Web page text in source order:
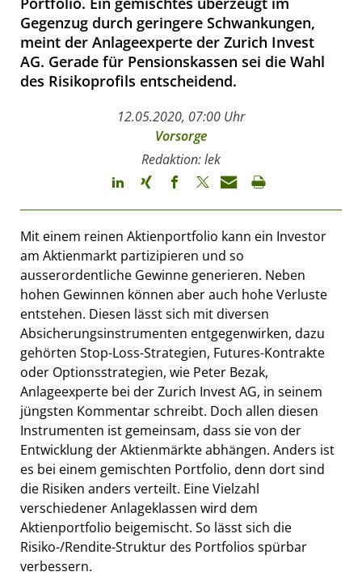
Gegenzug durch geringere Schwankungen,
meint der Anlageexperte der Zurich Invest
AG. Gerade für Pensionskassen sei die Wahl
des Risikoprofils entscheidend.
12.05.2020, 07:00 Uhr
Vorsorge
Redaktion: lek
Mit einem reinen Aktienportfolio kann ein Investor
am Aktienmarkt partizipieren und so
ausserordentliche Gewinne generieren. Neben
hohen Gewinnen können aber auch hohe Verluste
entstehen. Diesen lässt sich mit diversen
Absicherungsinstrumenten entgegenwirken, dazu
gehörten Stop-Loss-Strategien, Futures-Kontrakte
oder Optionsstrategien, wie Peter Bezak,
Anlageexperte bei der Zurich Invest AG, in seinem
jüngsten Kommentar schreibt. Doch allen diesen
Instrumenten ist gemeinsam, dass sie von der
Entwicklung der Aktienmärkte abhängen. Anders ist
es bei einem gemischten Portfolio, denn dort sind
die Risiken anders verteilt. Eine Vielzahl
verschiedener Anlageklassen wird dem
Aktienportfolio beigemischt. So lässt sich die
Risiko-/Rendite-Struktur des Portfolios spürbar
verbessern.